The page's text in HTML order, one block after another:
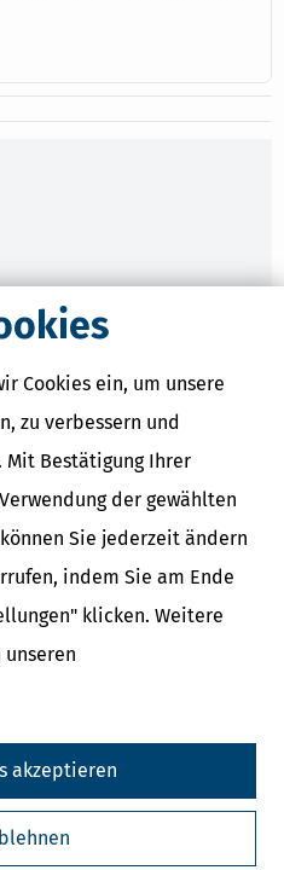
Cookies ein, um unsere
zu verbessern und
Bestätigung Ihrer
der gewählten
Sie jederzeit ändern
indem Sie am Ende
klicken. Weitere
akzeptieren
Absenden